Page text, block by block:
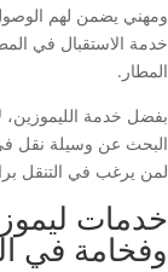
ومهني يضمن لهم
خدمة الاستقبال في
المطار.
بفضل خدمة الليموزين،
البحث عن وسيلة نقل في
لمن يرغب في التنقل
خدمات
وفخامة في